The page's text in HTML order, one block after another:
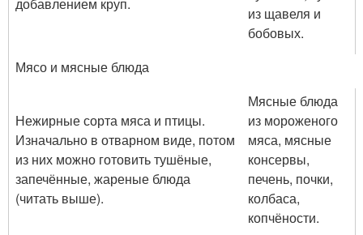
из щавеля и
бобовых.
Мясо и мясные блюда
Нежирные сорта мяса и птицы.
Изначально в отварном виде, потом
из них можно готовить тушёные,
запечённые, жареные блюда
(читать выше).
Мясные блюда
из мороженого
мяса, мясные
консервы,
печень, почки,
колбаса,
копчёности.